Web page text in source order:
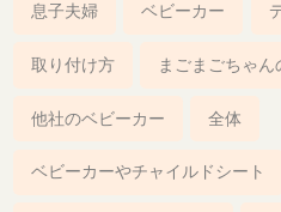
息子夫婦 ベビーカー
取り付け方 まごまごちゃ
他社のベビーカー 全体
ベビーカーやチャイルドシート